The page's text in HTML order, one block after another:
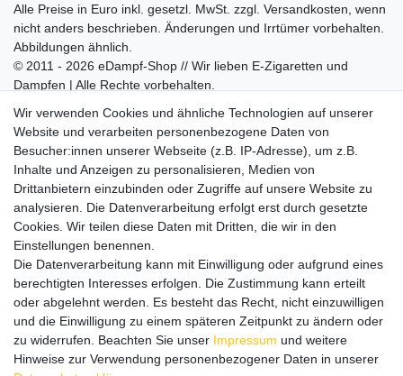
Alle Preise in Euro inkl. gesetzl. MwSt. zzgl. Versandkosten , wenn
nicht anders beschrieben. Änderungen und Irrtümer vorbehalten.
Abbildungen ähnlich.
© 2011 - 2026 eDampf-Shop // Wir lieben E-Zigaretten und
Dampfen | Alle Rechte vorbehalten.
Bitte entschuldigen Sie, wenn wir telefonisch wegen hoher
betrieblicher Auslastung nicht erreichbar sein sollten.
Schreiben Sie uns gerne eine E-Mail mit Ihrer Telefonnummer
und der Bitte um Rückruf.
Wir rufen Sie schnellstmöglich zurück.
Wir versenden in die folgenden Länder
Versandkostenfrei (DE) ab 69 €
Wir verwenden Cookies und ähnliche Technologien auf unserer
Website und verarbeiten personenbezogene Daten von
Besucher:innen unserer Webseite (z.B. IP-Adresse), um z.B.
Inhalte und Anzeigen zu personalisieren, Medien von
Drittanbietern einzubinden oder Zugriffe auf unsere Website zu
analysieren. Die Datenverarbeitung erfolgt erst durch gesetzte
Cookies. Wir teilen diese Daten mit Dritten, die wir in den
Einstellungen benennen.
Die Datenverarbeitung kann mit Einwilligung oder aufgrund eines
berechtigten Interesses erfolgen. Die Zustimmung kann erteilt
oder abgelehnt werden. Es besteht das Recht, nicht einzuwilligen
und die Einwilligung zu einem späteren Zeitpunkt zu ändern oder
zu widerrufen. Beachten Sie unser Impressum und weitere
Hinweise zur Verwendung personenbezogener Daten in unserer